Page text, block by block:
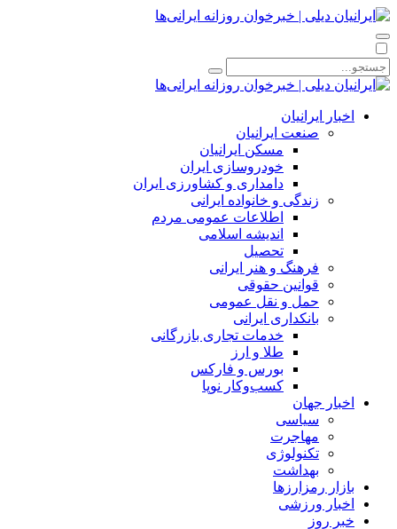
اخبار ایرانیان
صنعت ایرانیان
مسکن ایرانیان
خودروسازی ایران
دامداری و کشاورزی ایران
زندگی و خانواده ایرانی
اطلاعات عمومی مردم
اندیشه اسلامی
تحصیل
فرهنگ و هنر ایرانی
قوانین حقوقی
حمل و نقل عمومی
بانکداری ایرانی
خدمات تجاری بازرگانی
طلا و ارز
بورس و فارکس
کسب‌وکار نوپا
اخبار جهان
سیاسی
مهاجرت
تکنولوژی
بهداشت
بازار رمزارزها
اخبار ورزشی
خبر روز